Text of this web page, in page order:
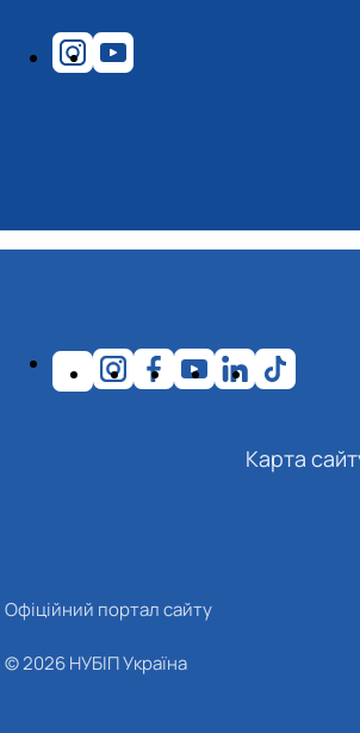
Карта
Офіційний портал сайту
© 2026 НУБІП Україна